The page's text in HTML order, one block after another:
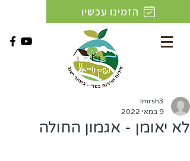
הזמינו עכשיו
לא יאומן - אגמון החולה
lmrsh3
9 במאי 2022